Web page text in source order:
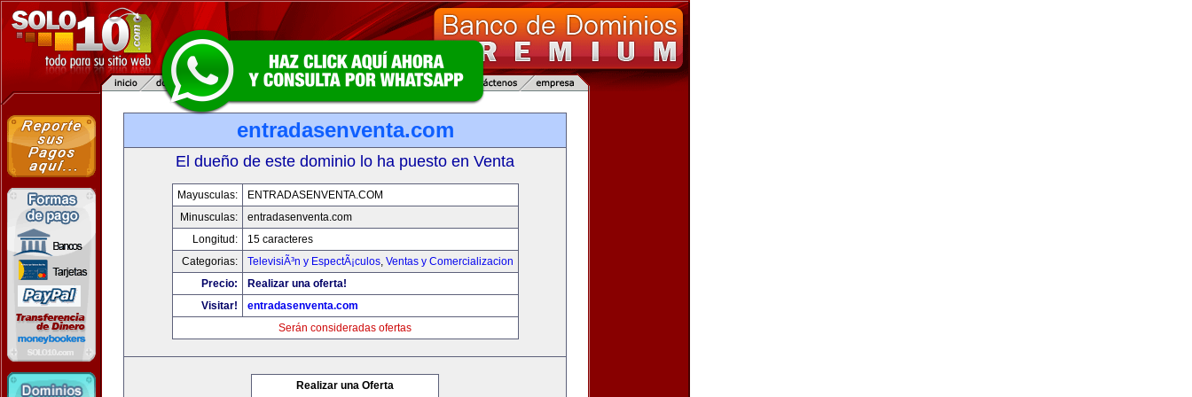
entradasenventa.com
El dueño de este dominio lo ha puesto en Venta
Mayusculas:
ENTRADASENVENTA.COM
Minusculas:
entradasenventa.com
Longitud:
15 caracteres
Categorias:
TelevisiÃ³n y EspectÃ¡culos, Ventas y Comercializacion
Precio:
Realizar una oferta!
Visitar!
entradasenventa.com
Serán consideradas ofertas
Realizar una Oferta